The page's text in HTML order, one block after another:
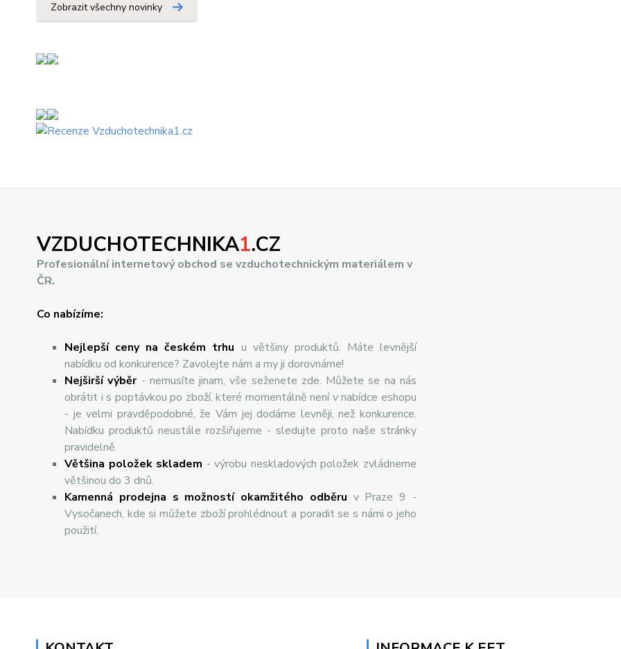
Zobrazit všechny novinky
VZDUCHOTECHNIKA1.CZ
Profesionální internetový obchod se vzduchotechnickým materiálem v
ČR.
Co nabízíme:
Nejlepší ceny na českém trhu u většiny produktů. Máte levnější
nabídku od konkurence? Zavolejte nám a my ji dorovnáme!
Nejširšívýběr- nemusíte jinam, vše seženete zde. Můžete se na nás
obrátit i s poptávkou po zboží, které momentálně není v nabídce eshopu
- je velmi pravděpodobné, že Vám jej dodáme levněji, než konkurence.
Nabídku produktů neustále rozšiřujeme - sledujte proto naše stránky
pravidelně.
Většina položek skladem - výrobu neskladových položek zvládneme
většinou do 3 dnů.
Kamenná prodejna s možností okamžitého odběru v Praze 9 -
Vysočanech, kde si můžete zboží prohlédnout a poradit se s námi o jeho
použití.